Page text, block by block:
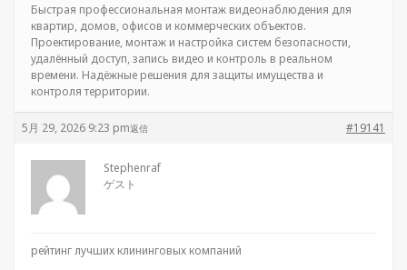
Быстрая профессиональная монтаж видеонаблюдения для
квартир, домов, офисов и коммерческих объектов.
Проектирование, монтаж и настройка систем безопасности,
удалённый доступ, запись видео и контроль в реальном
времени. Надёжные решения для защиты имущества и
контроля территории.
5月 29, 2026 9:23 pm #19141
返信
Stephenraf
ゲスト
рейтинг лучших клининговых компаний